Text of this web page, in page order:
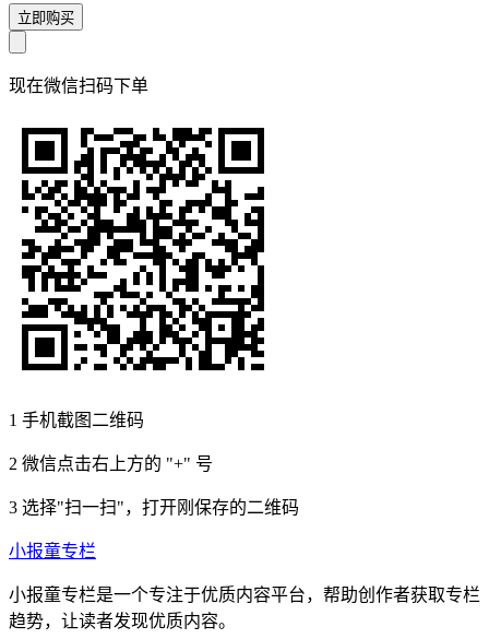
立即购买
现在微信扫码下单
1 手机截图二维码
2 微信点击右上方的 "+" 号
3 选择"扫一扫"，打开刚保存的二维码
小报童专栏
小报童专栏是一个专注于优质内容平台，帮助创作者获取专栏
趋势，让读者发现优质内容。